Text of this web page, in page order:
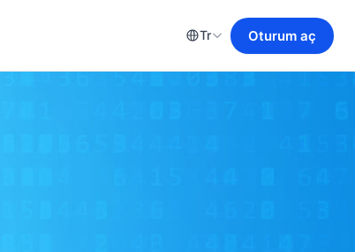
Tr Oturum aç